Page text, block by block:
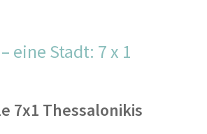
eine Stadt: 7 x 1
7x1 Thessalonikis